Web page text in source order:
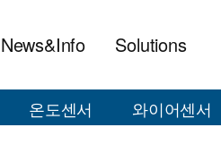
News&Info Solutions
온도센서 와이어센서